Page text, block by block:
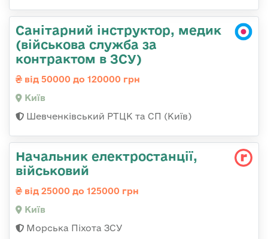
Санітарний інструктор, медик
(військова служба за
контрактом в ЗСУ)
від 50000 до 120000 грн
Київ
Шевченківський РТЦК та СП (Київ)
Начальник електpостанції,
військовий
від 25000 до 125000 грн
Київ
Морська Піхота ЗСУ